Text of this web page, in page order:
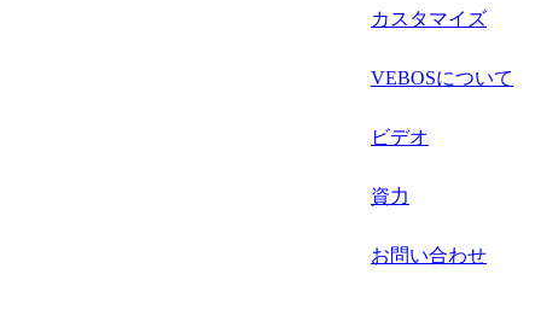
italiano
français
Español
カスタマイズ
VEBOSについて
ビデオ
資力
お問い合わせ